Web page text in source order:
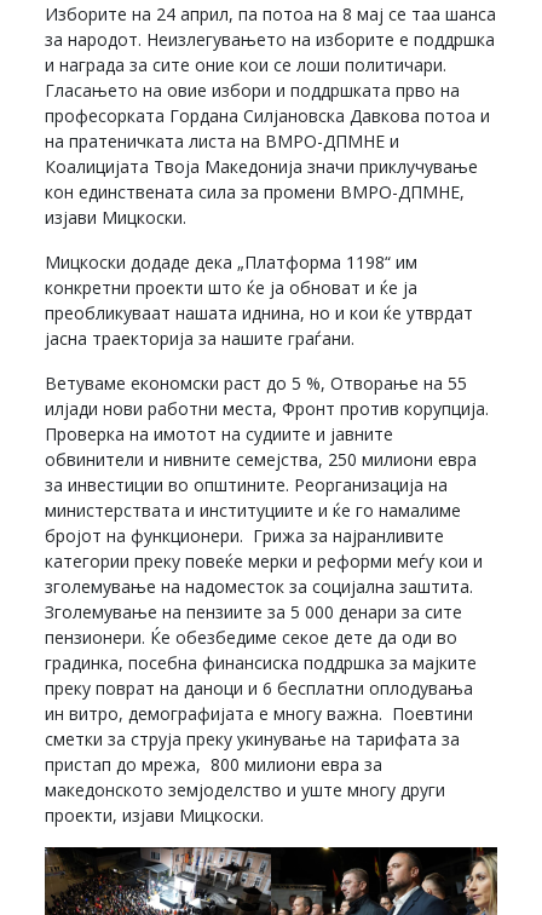
Изборите на 24 април, па потоа на 8 мај се таа шанса
за народот. Неизлегувањето на изборите е поддршка
и награда за сите оние кои се лоши политичари.
Гласањето на овие избори и поддршката прво на
професорката Гордана Силјановска Давкова потоа и
на пратеничката листа на ВМРО-ДПМНЕ и
Коалицијата Твоја Македонија значи приклучување
кон единствената сила за промени ВМРО-ДПМНЕ,
изјави Мицкоски.
Мицкоски додаде дека „Платформа 1198“ им
конкретни проекти што ќе ја обноват и ќе ја
преобликуваат нашата иднина, но и кои ќе утврдат
јасна траекторија за нашите граѓани.
Ветуваме економски раст до 5 %, Отворање на 55
илјади нови работни места, Фронт против корупција.
Проверка на имотот на судиите и јавните
обвинители и нивните семејства, 250 милиони евра
за инвестиции во општините. Реорганизација на
министерствата и институциите и ќе го намалиме
бројот на функционери. Грижа за најранливите
категории преку повеќе мерки и реформи меѓу кои и
зголемување на надоместок за социјална заштита.
Зголемување на пензиите за 5 000 денари за сите
пензионери. Ќе обезбедиме секое дете да оди во
градинка, посебна финансиска поддршка за мајките
преку поврат на даноци и 6 бесплатни оплодувања
ин витро, демографијата е многу важна. Поевтини
сметки за струја преку укинување на тарифата за
пристап до мрежа, 800 милиони евра за
македонското земјоделство и уште многу други
проекти, изјави Мицкоски.